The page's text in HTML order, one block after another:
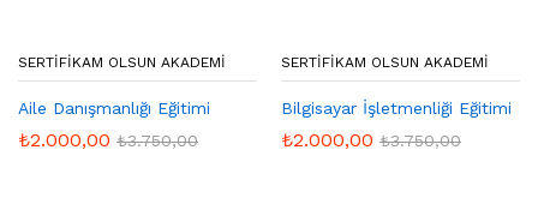
SERTIFIKAM OLSUN AKADEMI
Aile Danışmanlığı Eğitimi
₺2.000,00 ₺3.750,00
SERTIFIKAM OLSUN AKADEMI
Bilgisayar İşletmenliği Eğitimi
₺2.000,00 ₺3.750,00